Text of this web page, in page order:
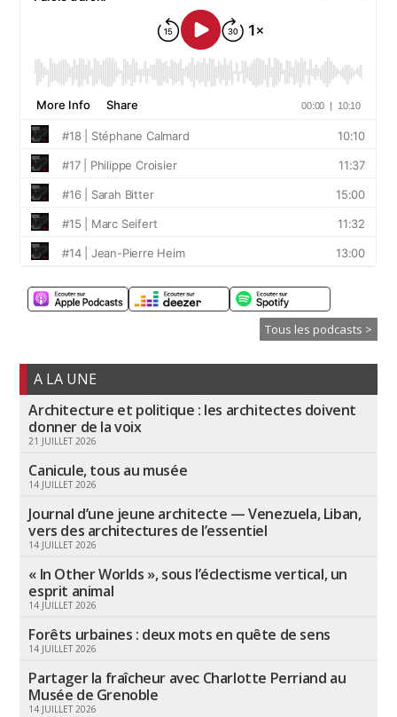
Tous les podcasts >
A LA UNE
Architecture et politique : les architectes doivent
donner de la voix
21 JUILLET 2026
Canicule, tous au musée
14 JUILLET 2026
Journal d’une jeune architecte — Venezuela, Liban,
vers des architectures de l’essentiel
14 JUILLET 2026
« In Other Worlds », sous l’éclectisme vertical, un
esprit animal
14 JUILLET 2026
Forêts urbaines : deux mots en quête de sens
14 JUILLET 2026
Partager la fraîcheur avec Charlotte Perriand au
Musée de Grenoble
14 JUILLET 2026